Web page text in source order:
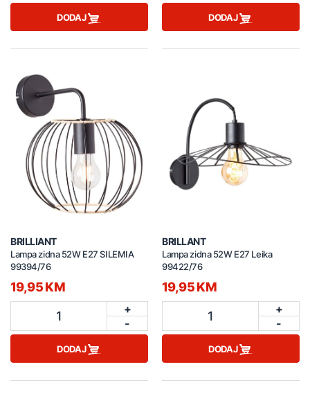
DODAJ DODAJ
BRILLIANT
Lampa zidna 52W E27 SILEMIA
99394/76
19,95 KM
1
+
-
DODAJ
BRILLANT
Lampa zidna 52W E27 Leika
99422/76
19,95 KM
1
+
-
DODAJ